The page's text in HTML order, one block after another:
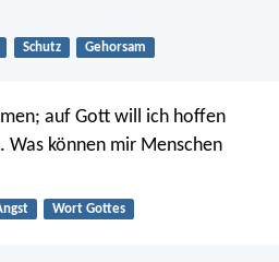
Schutz Gehorsam
auf Gott will ich hoffen
Was können mir Menschen
Wort Gottes